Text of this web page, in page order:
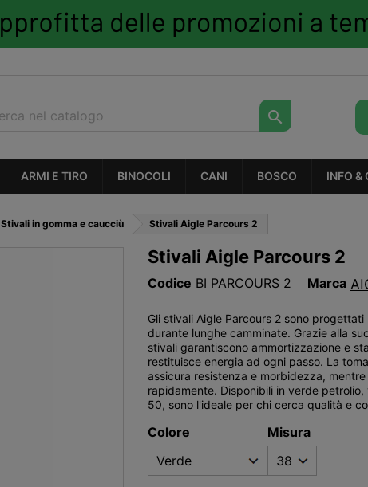

ARMI E TIRO BINOCOLI CANI BOSCO INFO &
Stivali in gomma e caucciù Stivali Aigle Parcours 2
Stivali Aigle Parcours 2
Codice BI PARCOURS 2 Marca
Gli stivali Aigle Parcours 2 sono
durante lunghe camminate. Grazie alla
stivali garantiscono ammortizzazione e
restituisce energia ad ogni passo. La
assicura resistenza e morbidezza,
rapidamente. Disponibili in verde
50, sono l'ideale per chi cerca qualità e
Colore Misura